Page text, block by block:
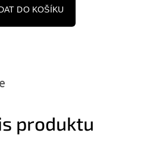
DO KOŠÍKU
produktu